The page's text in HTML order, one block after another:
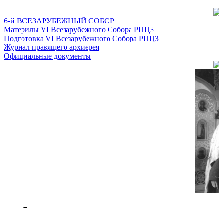
6-й ВСЕЗАРУБЕЖНЫЙ СОБОР
Материлы VI Всезарубежного Собора РПЦЗ
Подготовка VI Всезарубежного Собора РПЦЗ
Журнал правящего архиерея
Официальные документы